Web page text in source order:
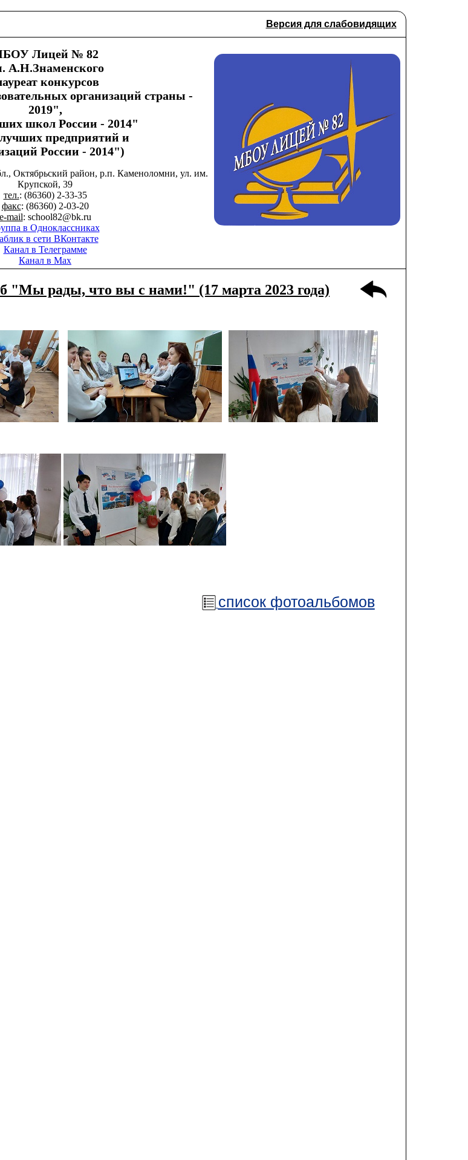
Версия для слабовидящих
Лицей № 82
А.Н.Знаменского
конкурсов
организаций страны -
2019",
школ России - 2014"
предприятий и
России - 2014")
Октябрьский район, р.п. Каменоломни, ул. им.
Крупской, 39
тел.: (86360) 2-33-35
факс: (86360) 2-03-20
e-mail: school82@bk.ru
в Одноклассниках
в сети ВКонтакте
Канал в Телеграмме
Канал в Max
"Мы рады, что вы с нами!" (17 марта 2023 года)
список фотоальбомов